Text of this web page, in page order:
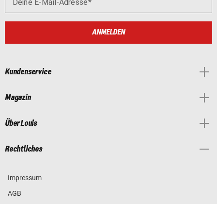
Deine E-Mail-Adresse
ANMELDEN
Kundenservice
Magazin
Über Louis
Rechtliches
Impressum
AGB